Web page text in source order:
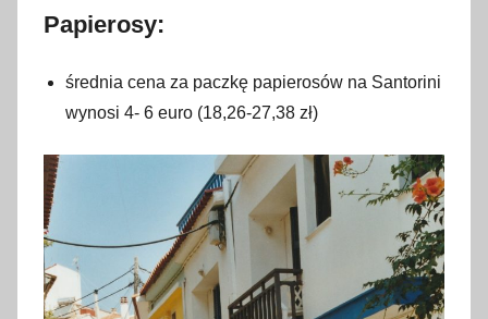
Papierosy:
średnia cena za paczkę papierosów na Santorini
wynosi 4- 6 euro (18,26-27,38 zł)